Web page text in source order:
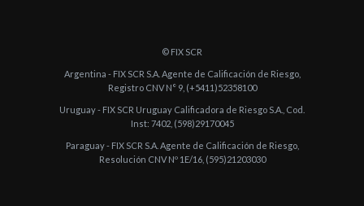
© FIX SCR
Argentina - FIX SCR S.A. Agente de Calificación de Riesgo,
Registro CNV N° 9, (+5411)52358100
Uruguay - FIX SCR Uruguay Calificadora de Riesgo S.A., Cod.
Inst: 7402, (598)29170045
Paraguay - FIX SCR S.A. Agente de Calificación de Riesgo,
Resolución CNV Nº 1E/16, (595)21203030